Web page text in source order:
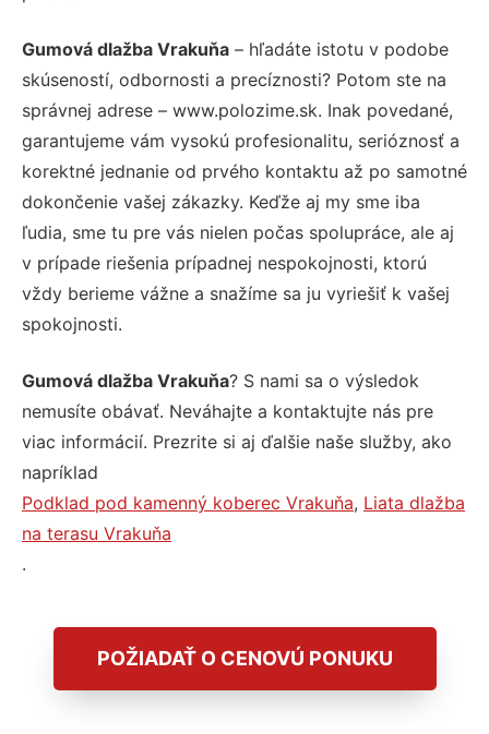
Gumová dlažba Vrakuňa – hľadáte istotu v podobe
skúseností, odbornosti a precíznosti? Potom ste na
správnej adrese – www.polozime.sk. Inak povedané,
garantujeme vám vysokú profesionalitu, serióznosť a
korektné jednanie od prvého kontaktu až po samotné
dokončenie vašej zákazky. Keďže aj my sme iba
ľudia, sme tu pre vás nielen počas spolupráce, ale aj
v prípade riešenia prípadnej nespokojnosti, ktorú
vždy berieme vážne a snažíme sa ju vyriešiť k vašej
spokojnosti.
Gumová dlažba Vrakuňa? S nami sa o výsledok
nemusíte obávať. Neváhajte a kontaktujte nás pre
viac informácií. Prezrite si aj ďalšie naše služby, ako
napríklad
Podklad pod kamenný koberec Vrakuňa, Liata dlažba
na terasu Vrakuňa
.
POŽIADAŤ O CENOVÚ PONUKU